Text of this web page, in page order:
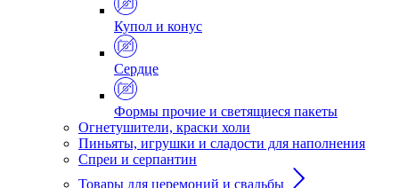
Купол и конус
Сердце
Формы прочие и светящиеся пакеты
Огнетушители, краски холи
Пиньяты, игрушки и сладости для наполнения
Спреи и серпантин
Товары для церемоний и свадьбы